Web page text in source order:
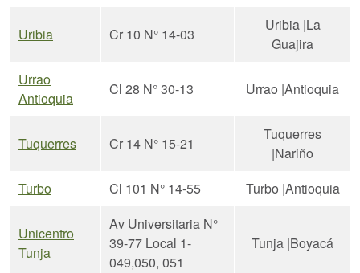
Uribia Cr 10 N° 14-03
Uribia |La
Guajira
Urrao
Antioquia
Cl 28 N° 30-13 Urrao |Antioquia
Tuquerres Cr 14 N° 15-21
Tuquerres
|Nariño
Turbo
Cl 101 N° 14-55 Turbo |Antioquia
Unicentro
Tunja
Av Universitaria N°
39-77 Local 1-
049,050, 051
Tunja |Boyacá